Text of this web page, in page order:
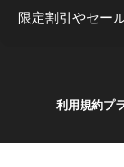
限定割引やセー
利用規約プ